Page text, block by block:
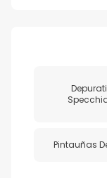
Pintauñas